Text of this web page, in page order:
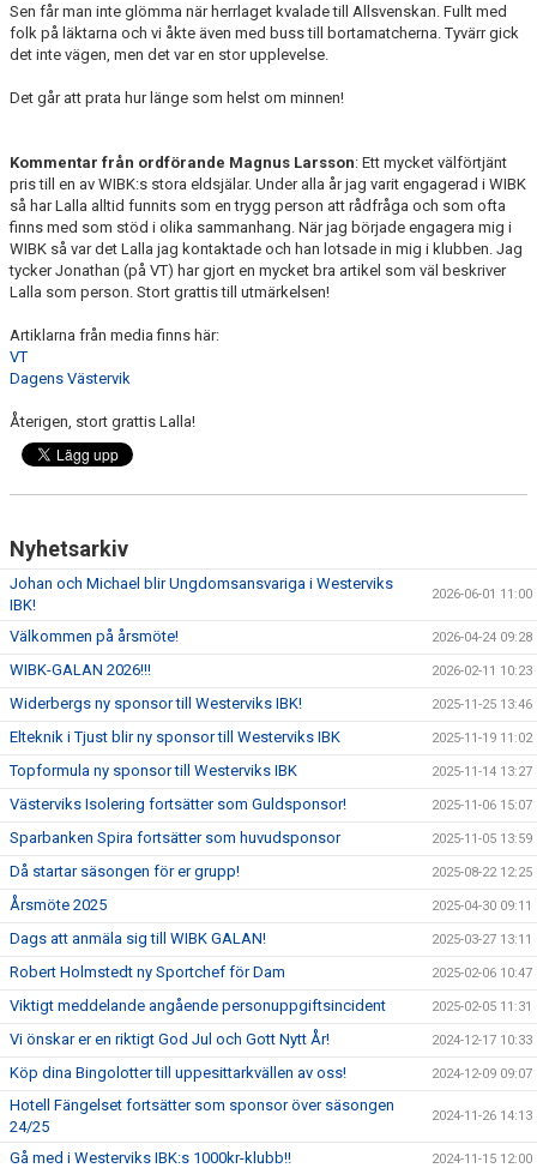
Sen får man inte glömma när herrlaget kvalade till Allsvenskan. Fullt med
folk på läktarna och vi åkte även med buss till bortamatcherna. Tyvärr gick
det inte vägen, men det var en stor upplevelse.
Det går att prata hur länge som helst om minnen!
Kommentar från ordförande Magnus Larsson: Ett mycket välförtjänt
pris till en av WIBK:s stora eldsjälar. Under alla år jag varit engagerad i WIBK
så har Lalla alltid funnits som en trygg person att rådfråga och som ofta
finns med som stöd i olika sammanhang. När jag började engagera mig i
WIBK så var det Lalla jag kontaktade och han lotsade in mig i klubben. Jag
tycker Jonathan (på VT) har gjort en mycket bra artikel som väl beskriver
Lalla som person. Stort grattis till utmärkelsen!
Artiklarna från media finns här:
VT
Dagens Västervik
Återigen, stort grattis Lalla!
Nyhetsarkiv
Johan och Michael blir Ungdomsansvariga i Westerviks
IBK!
2026-06-01 11:00
Välkommen på årsmöte! 2026-04-24 09:28
WIBK-GALAN 2026!!! 2026-02-11 10:23
Widerbergs ny sponsor till Westerviks IBK! 2025-11-25 13:46
Elteknik i Tjust blir ny sponsor till Westerviks IBK 2025-11-19 11:02
Topformula ny sponsor till Westerviks IBK 2025-11-14 13:27
Västerviks Isolering fortsätter som Guldsponsor! 2025-11-06 15:07
Sparbanken Spira fortsätter som huvudsponsor 2025-11-05 13:59
Då startar säsongen för er grupp! 2025-08-22 12:25
Årsmöte 2025 2025-04-30 09:11
Dags att anmäla sig till WIBK GALAN! 2025-03-27 13:11
Robert Holmstedt ny Sportchef för Dam 2025-02-06 10:47
Viktigt meddelande angående personuppgiftsincident 2025-02-05 11:31
Vi önskar er en riktigt God Jul och Gott Nytt År! 2024-12-17 10:33
Köp dina Bingolotter till uppesittarkvällen av oss! 2024-12-09 09:07
Hotell Fängelset fortsätter som sponsor över säsongen
24/25
2024-11-26 14:13
Gå med i Westerviks IBK:s 1000kr-klubb!! 2024-11-15 12:00